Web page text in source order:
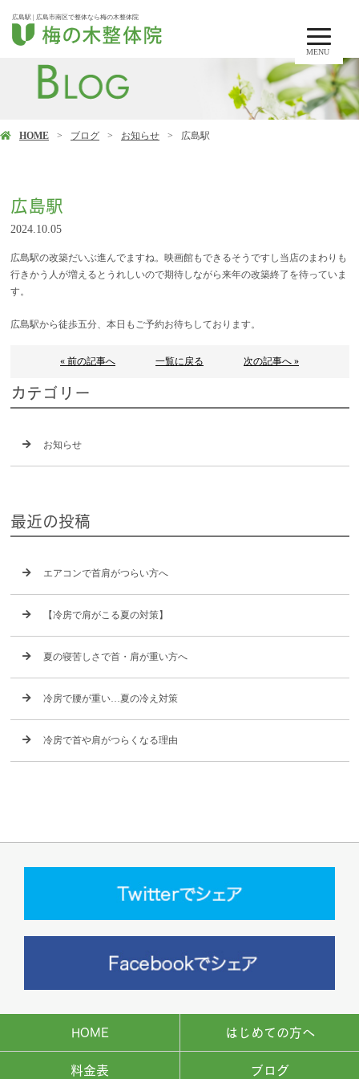
MENU
広島駅 | 広島市南区で整体なら梅の木整体院
HOME ブログ お知らせ 広島駅
広島駅
2024.10.05
広島駅の改築だいぶ進んでますね。映画館もできるそうですし当店のまわりも
行きかう人が増えるとうれしいので期待しながら来年の改築終了を待っていま
す。
広島駅から徒歩五分、本日もご予約お待ちしております。
« 前の記事へ 一覧に戻る 次の記事へ »
カテゴリー
お知らせ
最近の投稿
エアコンで首肩がつらい方へ
【冷房で肩がこる夏の対策】
夏の寝苦しさで首・肩が重い方へ
冷房で腰が重い…夏の冷え対策
冷房で首や肩がつらくなる理由
HOME はじめての方へ
料金表 ブログ